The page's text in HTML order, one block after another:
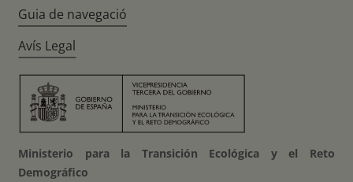
Guia de navegació
Avís Legal
Ministerio para la Transición Ecológica y el Reto
Demográfico